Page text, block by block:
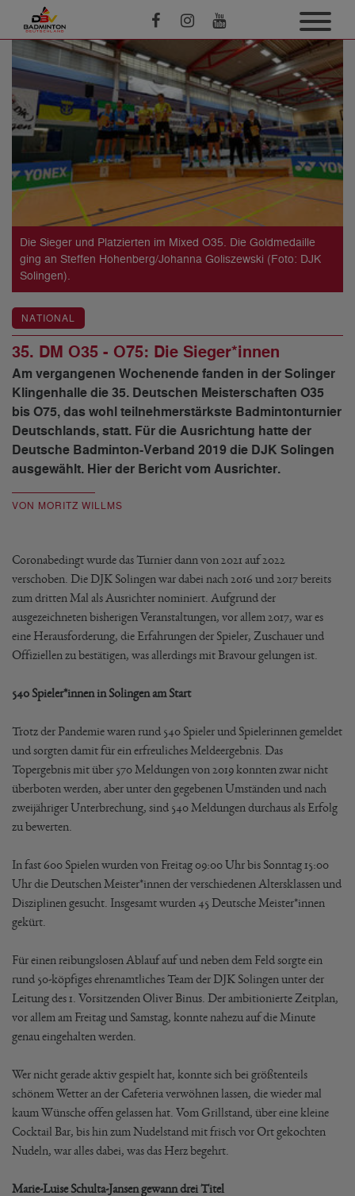
Die Sieger und Platzierten im Mixed O35. Die Goldmedaille
ging an Steffen Hohenberg/Johanna Goliszewski (Foto: DJK
Solingen).
NATIONAL
35. DM O35 - O75: Die Sieger*innen
Am vergangenen Wochenende fanden in der Solinger
Klingenhalle die 35. Deutschen Meisterschaften O35
bis O75, das wohl teilnehmerstärkste Badmintonturnier
Deutschlands, statt. Für die Ausrichtung hatte der
Deutsche Badminton-Verband 2019 die DJK Solingen
ausgewählt. Hier der Bericht vom Ausrichter.
VON MORITZ WILLMS
Coronabedingt wurde das Turnier dann von 2021 auf 2022
verschoben. Die DJK Solingen war dabei nach 2016 und 2017 bereits
zum dritten Mal als Ausrichter nominiert. Aufgrund der
ausgezeichneten bisherigen Veranstaltungen, vor allem 2017, war es
eine Herausforderung, die Erfahrungen der Spieler, Zuschauer und
Offiziellen zu bestätigen, was allerdings mit Bravour gelungen ist.
540 Spieler*innen in Solingen am Start
Trotz der Pandemie waren rund 540 Spieler und Spielerinnen gemeldet
und sorgten damit für ein erfreuliches Meldeergebnis. Das
Topergebnis mit über 570 Meldungen von 2019 konnten zwar nicht
überboten werden, aber unter den gegebenen Umständen und nach
zweijähriger Unterbrechung, sind 540 Meldungen durchaus als Erfolg
zu bewerten.
In fast 600 Spielen wurden von Freitag 09:00 Uhr bis Sonntag 15:00
Uhr die Deutschen Meister*innen der verschiedenen Altersklassen und
Disziplinen gesucht. Insgesamt wurden 45 Deutsche Meister*innen
gekürt.
Für einen reibungslosen Ablauf auf und neben dem Feld sorgte ein
rund 50-köpfiges ehrenamtliches Team der DJK Solingen unter der
Leitung des 1. Vorsitzenden Oliver Binus. Der ambitionierte Zeitplan,
vor allem am Freitag und Samstag, konnte nahezu auf die Minute
genau eingehalten werden.
Wer nicht gerade aktiv gespielt hat, konnte sich bei größtenteils
schönem Wetter an der Cafeteria verwöhnen lassen, die wieder mal
kaum Wünsche offen gelassen hat. Vom Grillstand, über eine kleine
Cocktail Bar, bis hin zum Nudelstand mit frisch vor Ort gekochten
Nudeln, war alles dabei, was das Herz begehrt.
Marie-Luise Schulta-Jansen gewann drei Titel